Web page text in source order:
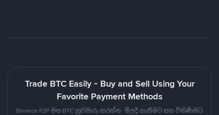
Trade BTC Easily - Buy and Sell Using Your
Favorite Payment Methods
Binance P2P මත BTC හුවමාරු කරන්න. මිලදී ගැනීමට සහ විකිණීමට